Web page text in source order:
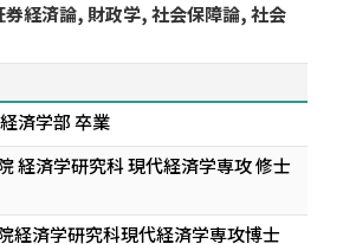
券経済論, 財政学, 社会保障論, 社会
済学部 卒業
経済学研究科 現代経済学専攻 修士
経済学研究科現代経済学専攻博士